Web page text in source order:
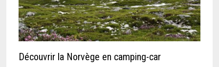
Découvrir la Norvège en camping-car